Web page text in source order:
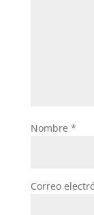
Nombre *
Correo